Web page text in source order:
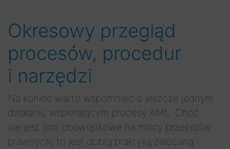
Okresowy przegląd
procesów, procedur
i narzędzi
Na koniec warto wspomnieć o jeszcze jednym
działaniu wspierającym procesy AML. Choć
nie jest ono obowiązkowe na mocy przepisów
prawnych, to jest dobrą praktyką zalecaną